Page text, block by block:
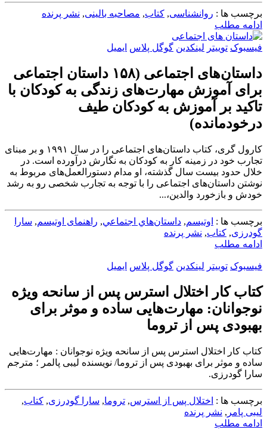
برچسب ها : روانشناسی, کتاب, مصاحبه بالینی, نشر پرنده
ادامه مطلب
فیسبوک توییتر لینکدین گوگل پلاس ایمیل
داستان‌های اجتماعی (۱۵۸ داستان اجتماعی
برای آموزش مهارت‌های زندگی به کودکان با
تاکید بر آموزش به کودکان طیف
درخودمانده)
کارول گری، کتاب داستان‌های اجتماعی را در سال ۱۹۹۱ و بر مبنای
تجارب خود در زمینه کار به کودکان به نگارش درآورده است. در
خلال حدود بیست سال گذشته، او مدام دستورالعمل‌های مربوط به
نوشتن داستان‌های اجتماعی را با توجه به تجارب شخصی رو به رشد
خودش و بازخورد والدین،...
برچسب ها : اوتیسم, داستان‌هاي اجتماعي, راهنمای اوتیسم, سارا
گودرزی, کتاب, نشر پرنده
ادامه مطلب
فیسبوک توییتر لینکدین گوگل پلاس ایمیل
کتاب کار اختلال استرس پس از سانحه ویژه
نوجوانان: مهارت‌هایی ساده و موثر برای
بهبودی پس از تروما
کتاب کار اختلال استرس پس از سانحه ویژه نوجوانان : مهارت‌هایی
ساده و موثر برای بهبودی پس از تروما/ نویسنده ليبی پالمر ؛ مترجم
سارا گودرزی.
برچسب ها : اختلال پس از استرس, تروما, سارا گودرزی, کتاب,
لیبی پامر , نشر پرنده
ادامه مطلب